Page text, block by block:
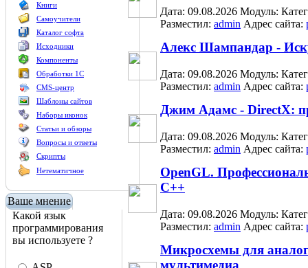
Книги
Самоучители
Каталог софта
Исходники
Компоненты
Обработки 1С
CMS-центр
Шаблоны сайтов
Наборы иконок
Статьи и обзоры
Вопросы и ответы
Скрипты
Нетематичное
Ваше мнение
Какой язык
программирования
вы используете ?
Дата: 09.08.2026 Модуль:
Разместил: admin Адрес сайта:
Алекс Шампандар -
Дата: 09.08.2026 Модуль:
Разместил: admin Адрес сайта:
Джим Адамс - DirectX:
Дата: 09.08.2026 Модуль:
Разместил: admin Адрес сайта:
OpenGL.
C++
Дата: 09.08.2026 Модуль:
Разместил: admin Адрес сайта:
Микросхемы для